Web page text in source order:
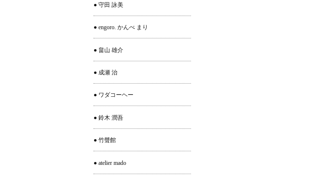
● 守田 詠美
● engoro. かんべ まり
● 畠山 雄介
● 成瀬 治
● ワダコーヘー
● 鈴木 潤吾
● 竹聲館
● atelier mado